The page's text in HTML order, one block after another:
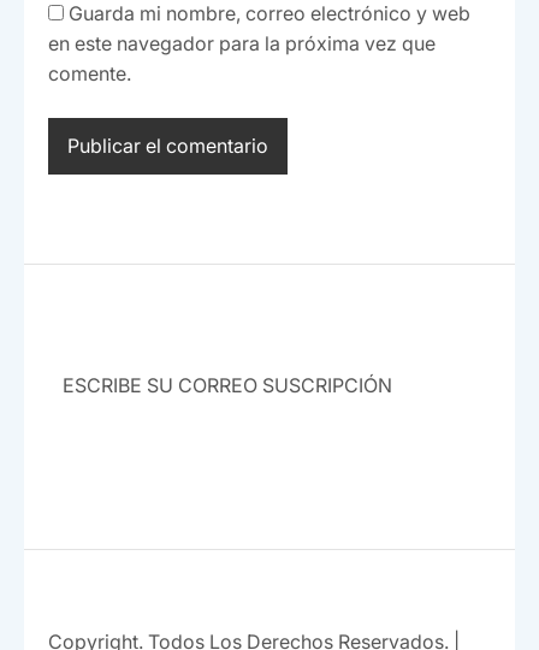
Guarda mi nombre, correo electrónico y web
en este navegador para la próxima vez que
comente.
Copyright. Todos Los Derechos Reservados.